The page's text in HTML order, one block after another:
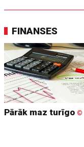
FINANSES
Pārāk maz turīgo ©